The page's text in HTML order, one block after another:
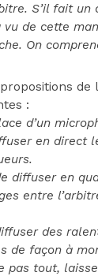
S’il fait
vu de cette
On
de
:
d’un
en direct
diffuser en
entre
des
de façon à
pas tout,